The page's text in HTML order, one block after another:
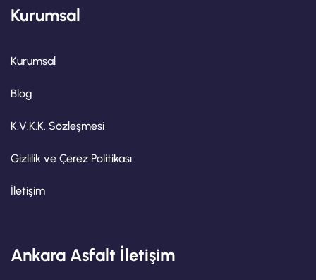
Kurumsal
Kurumsal
Blog
K.V.K.K. Sözleşmesi
Gizlilik ve Çerez Politikası
İletişim
Ankara Asfalt İletişim